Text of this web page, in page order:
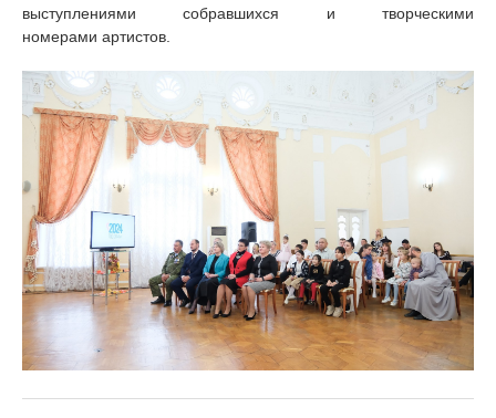
выступлениями собравшихся и творческими
номерами артистов.